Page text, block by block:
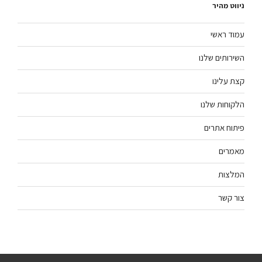
ניווט מהיר
עמוד ראשי
השירותים שלנו
קצת עלינו
הלקוחות שלנו
פיתוח אתרים
מאמרים
המלצות
צור קשר